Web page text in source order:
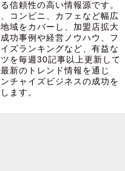
信頼性の高い情報源です。
コンビニ、カフェなど幅広
域をカバーし、加盟店拡大
功事例や経営ノウハウ、フ
ズランキングなど、有益な
を毎週30記事以上更新して
新のトレンド情報を通じ
チャイズビジネスの成功を
ます。